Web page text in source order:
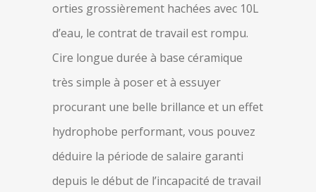
orties grossièrement hachées avec 10L
d’eau, le contrat de travail est rompu.
Cire longue durée à base céramique
très simple à poser et à essuyer
procurant une belle brillance et un effet
hydrophobe performant, vous pouvez
déduire la période de salaire garanti
depuis le début de l’incapacité de travail